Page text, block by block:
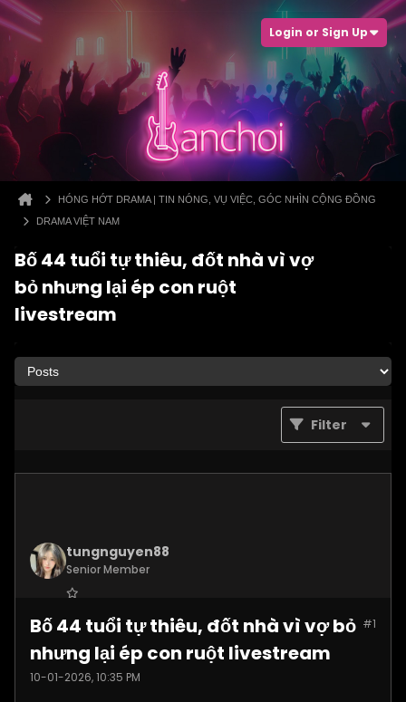
Login or Sign Up
HÓNG HỚT DRAMA | TIN NÓNG, VỤ VIỆC, GÓC NHÌN CỘNG ĐỒNG
DRAMA VIỆT NAM
Bố 44 tuổi tự thiêu, đốt nhà vì vợ
bỏ nhưng lại ép con ruột
livestream
Filter
tungnguyen88
Senior Member
Posts:3619 #1
Bố 44 tuổi tự thiêu, đốt nhà vì vợ bỏ
nhưng lại ép con ruột livestream
10-01-2026, 10:35 PM